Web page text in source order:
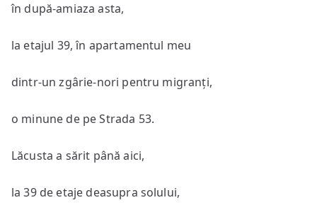
în după-amiaza asta,
la etajul 39, în apartamentul meu
dintr-un zgârie-nori pentru migranți,
o minune de pe Strada 53.
Lăcusta a sărit până aici,
la 39 de etaje deasupra solului,